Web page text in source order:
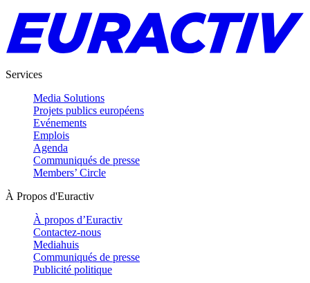
Services
Media Solutions
Projets publics européens
Evénements
Emplois
Agenda
Communiqués de presse
Members’ Circle
À Propos d'Euractiv
À propos d’Euractiv
Contactez-nous
Mediahuis
Communiqués de presse
Publicité politique